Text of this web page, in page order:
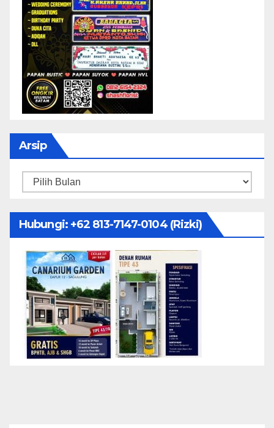
Arsip
Arsip
Hubungi: ‪+62 813-7147-0104‬ (Rizki)